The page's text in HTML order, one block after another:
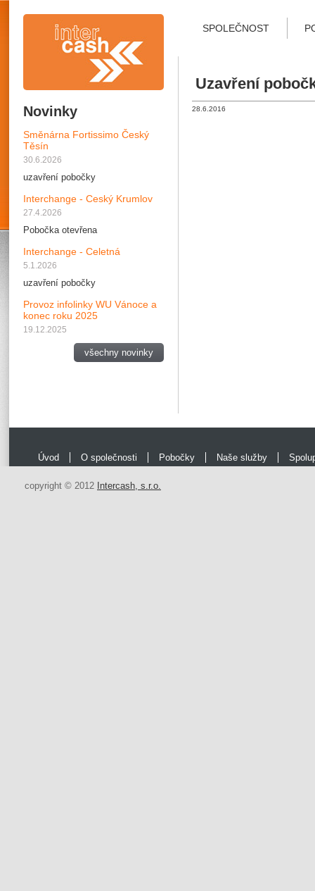
SPOLEČNOST
Novinky
Směnárna Fortissimo Český
Těsín
30.6.2026
uzavření pobočky
Interchange - Ceský Krumlov
27.4.2026
Pobočka otevřena
Interchange - Celetná
5.1.2026
uzavření pobočky
Provoz infolinky WU Vánoce a
konec roku 2025
19.12.2025
všechny novinky
Uzavření
28.6.2016
Úvod O společnosti Pobočky Naše služby
copyright © 2012 Intercash, s.r.o.